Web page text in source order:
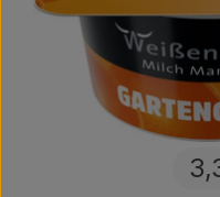
Obst & Gemüse
Getränke
Vorratskammer